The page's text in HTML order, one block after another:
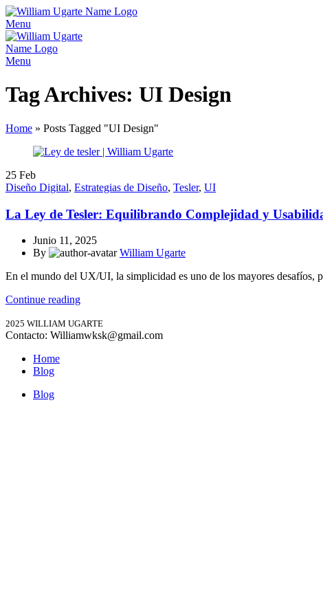
Menu
Menu
Tag Archives: UI Design
Home » Posts Tagged "UI Design"
25 Feb
Diseño Digital, Estrategias de Diseño, Tesler, UI
La Ley de Tesler: Equilibrando Complejidad y
Junio 11, 2025
By
William Ugarte
En el mundo del UX/UI, la simplicidad es uno de los mayores desafíos,
Continue reading
2025 WILLIAM UGARTE
Contacto: Williamwksk@gmail.com
Home
Blog
Blog